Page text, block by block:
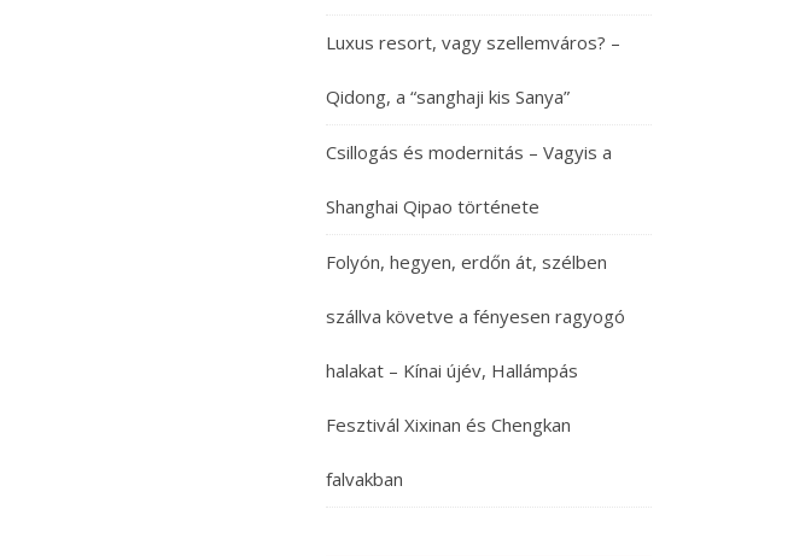
Luxus resort, vagy szellemváros? –
Qidong, a “sanghaji kis Sanya”
Csillogás és modernitás – Vagyis a
Shanghai Qipao története
Folyón, hegyen, erdőn át, szélben
szállva követve a fényesen ragyogó
halakat – Kínai újév, Hallámpás
Fesztivál Xixinan és Chengkan
falvakban